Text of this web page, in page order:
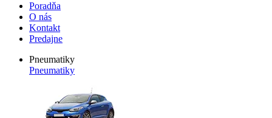
Poradňa
O nás
Kontakt
Predajne
Pneumatiky
Pneumatiky